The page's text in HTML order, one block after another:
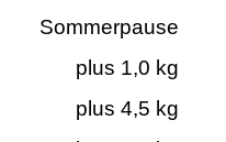
Sommerpause
plus 1,0 kg
plus 4,5 kg